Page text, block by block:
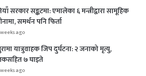
सरकार सङ्कटमा: एमालेका ६ मन्त्रीद्वारा सामूहिक
समर्थन पनि फिर्ता
ago
यात्रुवाहक जिप दुर्घटना: २ जनाको मृत्यु,
७ घाइते
ago